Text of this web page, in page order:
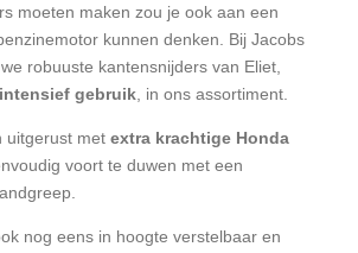
moeten maken zou je ook aan een
kunnen denken. Bij Jacobs
robuuste kantensnijders van Eliet,
gebruik , in ons assortiment.
uitgerust met extra krachtige Honda
voort te duwen met een
nog eens in hoogte verstelbaar en